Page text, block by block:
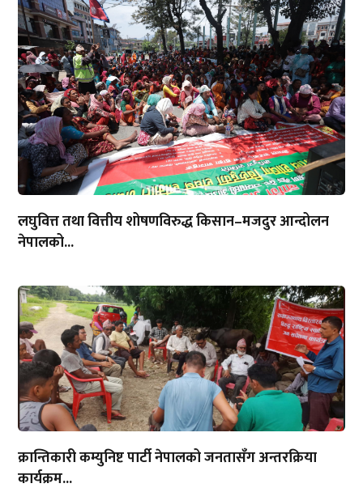
लघुवित्त तथा वित्तीय शोषणविरुद्ध किसान–मजदुर आन्दोलन
नेपालको...
क्रान्तिकारी कम्युनिष्ट पार्टी नेपालको जनतासँग अन्तरक्रिया
कार्यक्रम...